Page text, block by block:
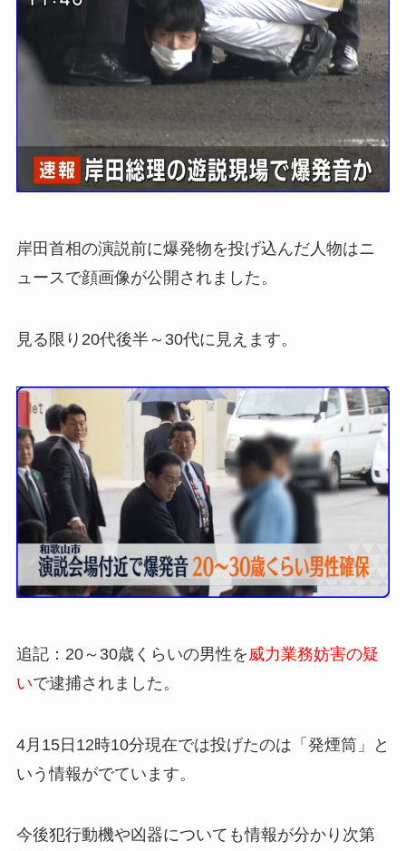
岸田首相の演説前に爆発物を投げ込んだ人物はニ
ュースで顔画像が公開されました。
見る限り20代後半～30代に見えます。
追記：20～30歳くらいの男性を 威力業務妨害の疑
いで逮捕されました。
4月15日12時10分現在では投げたのは「 発煙筒」と
いう情報がでています。
今後犯行動機や凶器についても情報が分かり次第